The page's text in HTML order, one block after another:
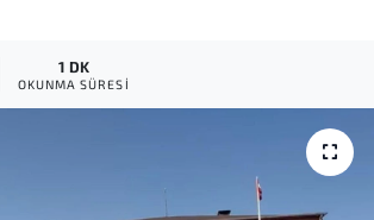
1 DK
OKUNMA SÜRESI
Haberleri